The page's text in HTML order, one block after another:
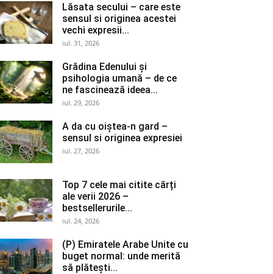
Lăsata secului – care este
sensul si originea acestei
vechi expresii...
iul. 31, 2026
Grădina Edenului și
psihologia umană – de ce
ne fascinează ideea...
iul. 29, 2026
A da cu oiștea-n gard –
sensul si originea expresiei
iul. 27, 2026
Top 7 cele mai citite cărți
ale verii 2026 –
bestsellerurile...
iul. 24, 2026
(P) Emiratele Arabe Unite cu
buget normal: unde merită
să plătești...